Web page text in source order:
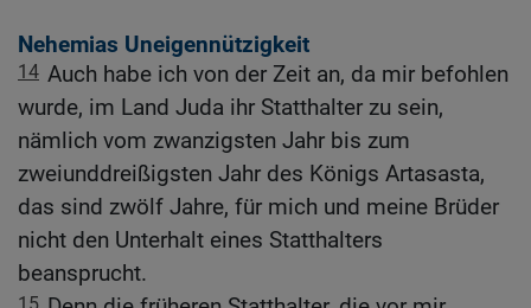
Nehemias Uneigennützigkeit
14 Auch habe ich von der Zeit an, da mir befohlen
wurde, im Land Juda ihr Statthalter zu sein,
nämlich vom zwanzigsten Jahr bis zum
zweiunddreißigsten Jahr des Königs Artasasta,
das sind zwölf Jahre, für mich und meine Brüder
nicht den Unterhalt eines Statthalters
beansprucht.